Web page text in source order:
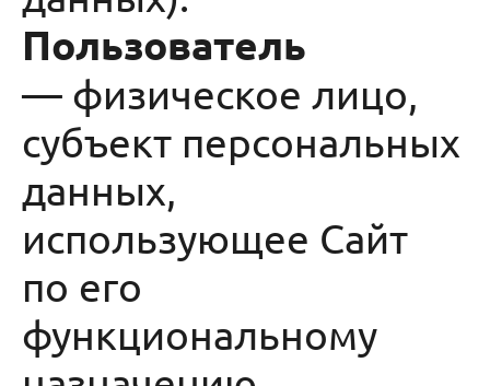
Пользователь
— физическое лицо,
субъект персональных
данных,
использующее Сайт
по его
функциональному